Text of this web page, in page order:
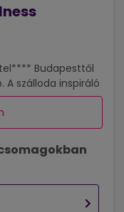
Budapesttől
szálloda inspiráló
pihenések,
szolgál. A
szintű lakosztály
elismert
vendégeket. Az
a testi és lelki